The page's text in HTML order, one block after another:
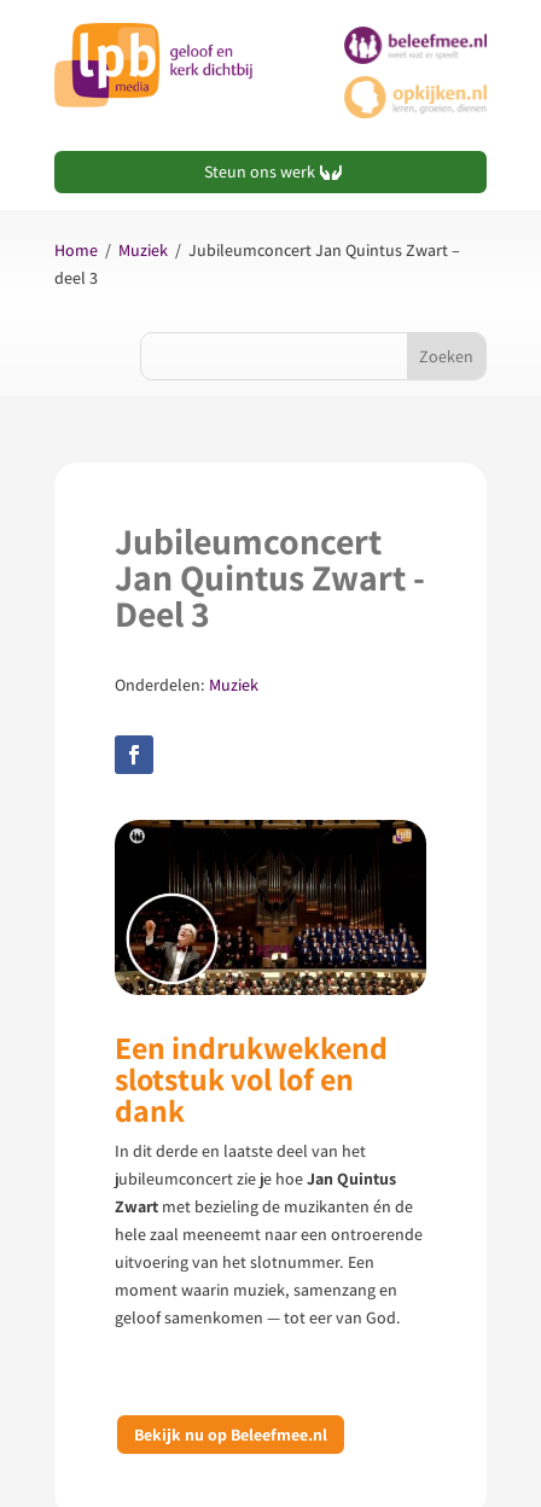
Steun ons werk
Home/ Muziek/ Jubileumconcert Jan Quintus Zwart –
deel 3
Jubileumconcert
Jan Quintus Zwart -
Deel 3
Onderdelen: Muziek
Een indrukwekkend
slotstuk vol lof en
dank
In dit derde en laatste deel van het
jubileumconcert zie je hoeJan Quintus
Zwartmet bezieling de muzikanten én de
hele zaal meeneemt naar een ontroerende
uitvoering van het slotnummer. Een
moment waarin muziek, samenzang en
geloof samenkomen — tot eer van God.
Bekijk nu op Beleefmee.nl